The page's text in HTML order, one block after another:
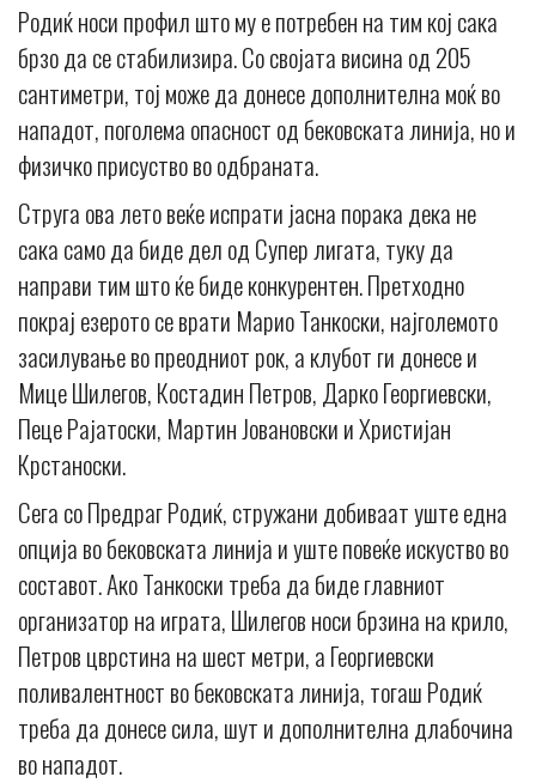
Родиќ носи профил што му е потребен на тим кој сака
брзо да се стабилизира. Со својата висина од 205
сантиметри, тој може да донесе дополнителна моќ во
нападот, поголема опасност од бековската линија, но и
физичко присуство во одбраната.
Струга ова лето веќе испрати јасна порака дека не
сака само да биде дел од Супер лигата, туку да
направи тим што ќе биде конкурентен. Претходно
покрај езерото се врати Марио Танкоски, најголемото
засилување во преодниот рок, а клубот ги донесе и
Мице Шилегов, Костадин Петров, Дарко Георгиевски,
Пеце Рајатоски, Мартин Јовановски и Христијан
Крстаноски.
Сега со Предраг Родиќ, стружани добиваат уште една
опција во бековската линија и уште повеќе искуство во
составот. Ако Танкоски треба да биде главниот
организатор на играта, Шилегов носи брзина на крило,
Петров цврстина на шест метри, а Георгиевски
поливалентност во бековската линија, тогаш Родиќ
треба да донесе сила, шут и дополнителна длабочина
во нападот.